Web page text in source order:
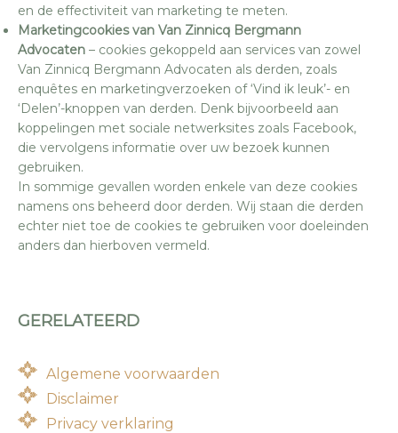
en de effectiviteit van marketing te meten.
Marketingcookies van Van Zinnicq Bergmann
Advocaten – cookies gekoppeld aan services van zowel
Van Zinnicq Bergmann Advocaten als derden, zoals
enquêtes en marketingverzoeken of ‘Vind ik leuk’- en
‘Delen’-knoppen van derden. Denk bijvoorbeeld aan
koppelingen met sociale netwerksites zoals Facebook,
die vervolgens informatie over uw bezoek kunnen
gebruiken.
In sommige gevallen worden enkele van deze cookies
namens ons beheerd door derden. Wij staan die derden
echter niet toe de cookies te gebruiken voor doeleinden
anders dan hierboven vermeld.
GERELATEERD
Algemene voorwaarden
Disclaimer
Privacy verklaring